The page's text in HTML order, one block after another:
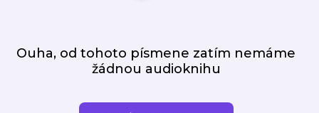
Ouha, od tohoto písmene zatím nemáme
žádnou audioknihu